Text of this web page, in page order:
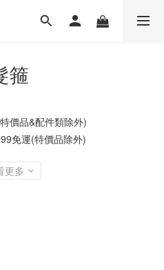
箍
價品&配件類除外)
免運(特價品除外)
更多